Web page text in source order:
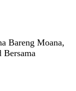
Bareng Moana,